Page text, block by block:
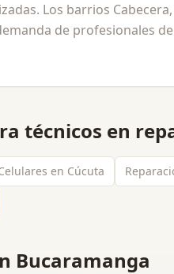
Los barrios
de profesionales
técnicos en
en Cúcuta
Bucaramanga